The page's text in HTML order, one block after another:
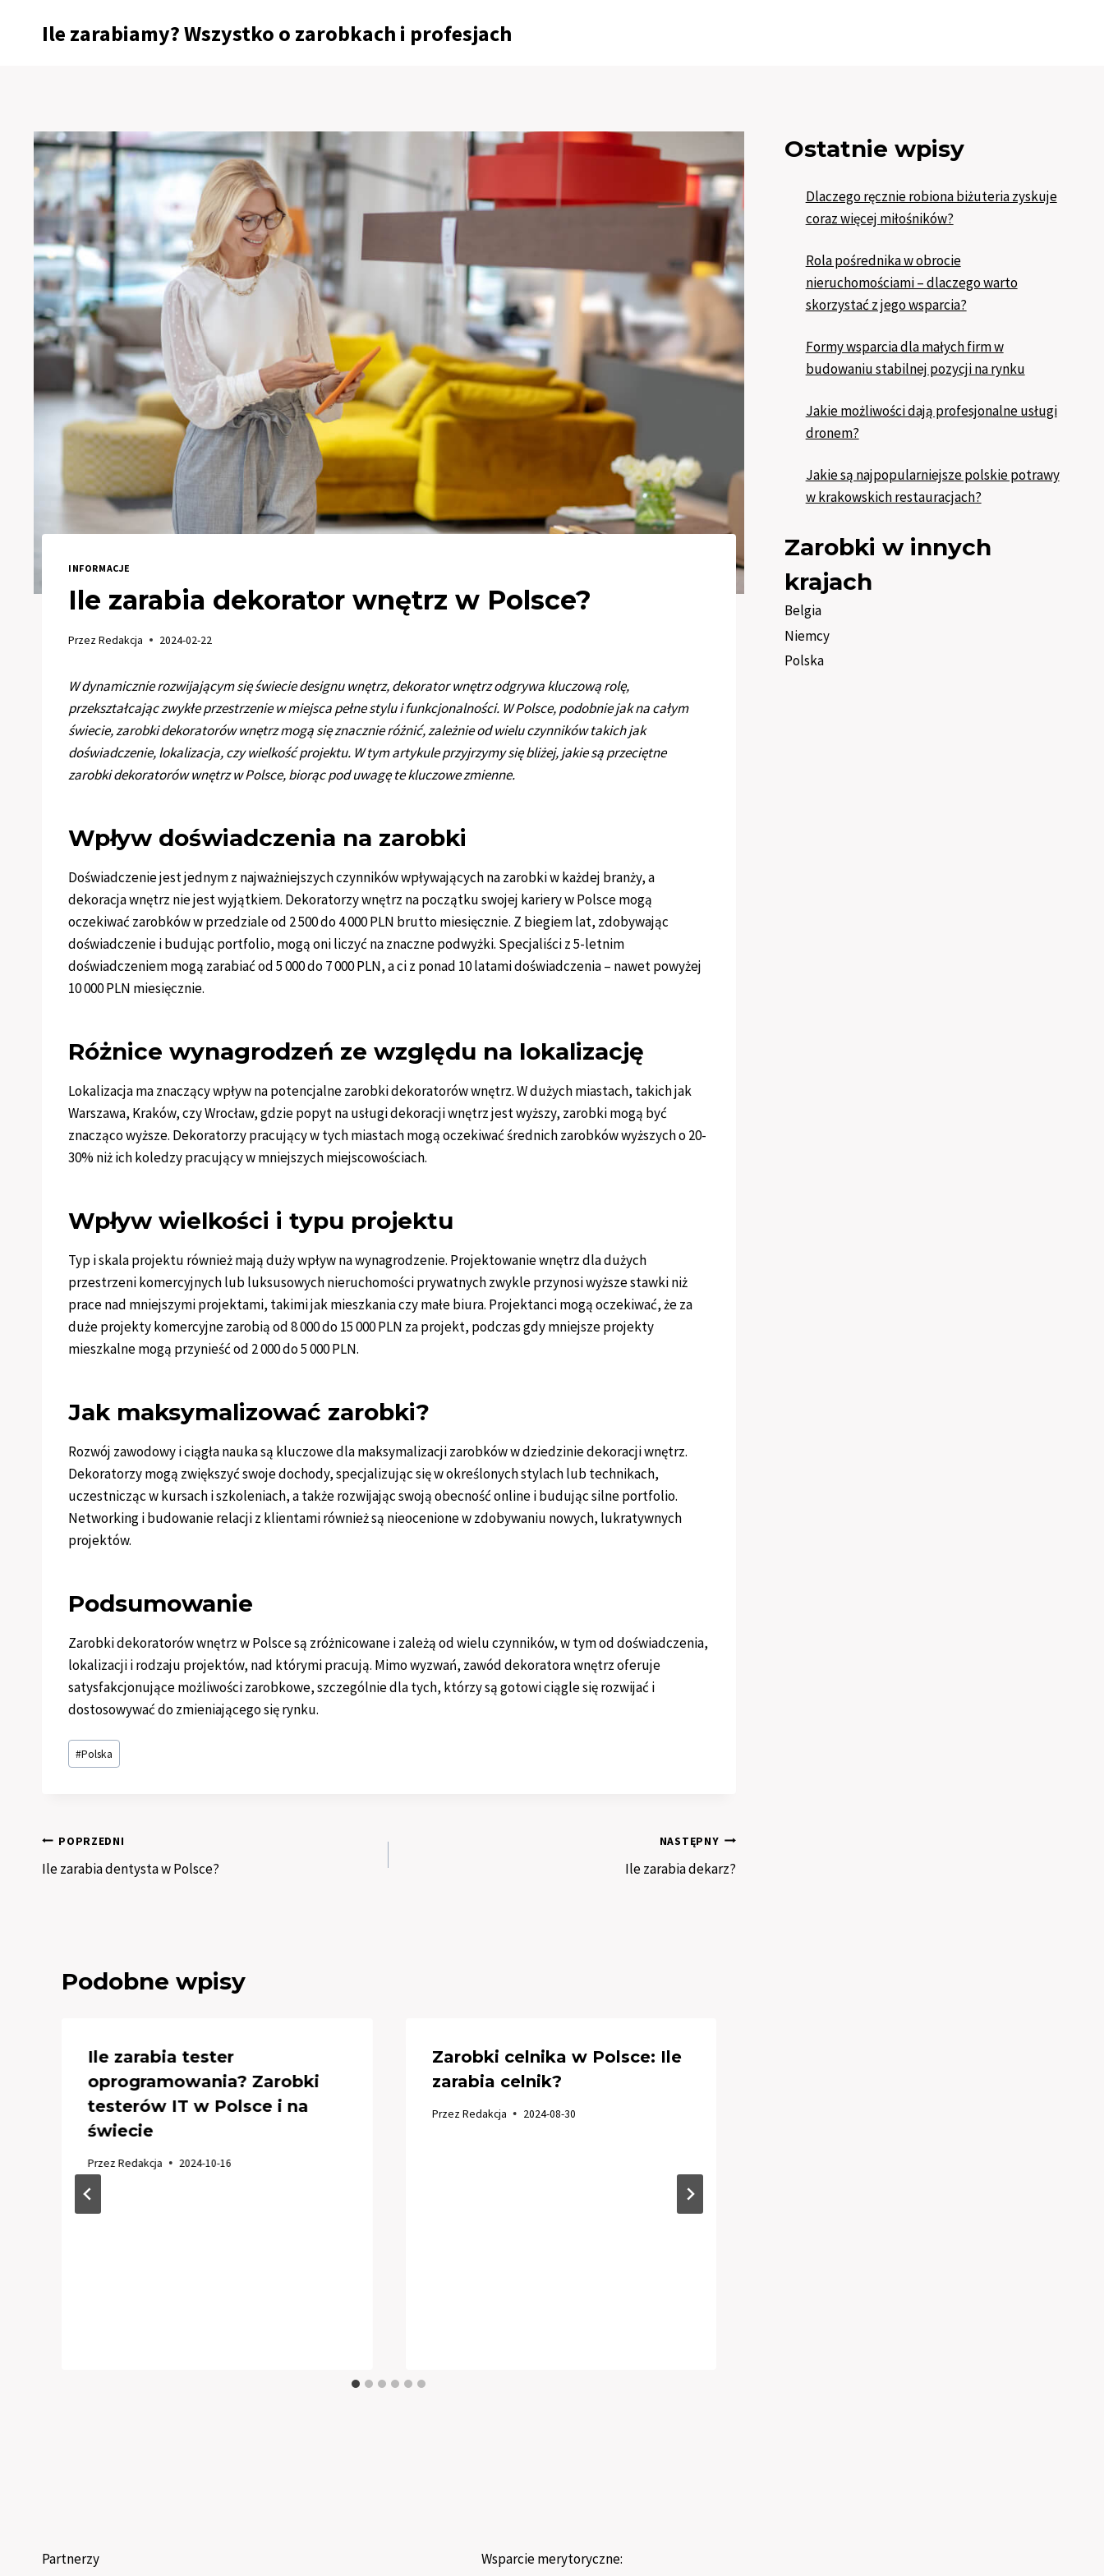
Ile zarabiamy? Wszystko o zarobkach i profesjach
INFORMACJE
Ile zarabia dekorator wnętrz w Polsce?
PrzezRedakcja 2024-02-22
W dynamicznie rozwijającym się świecie designu wnętrz, dekorator wnętrz odgrywa kluczową rolę,
przekształcając zwykłe przestrzenie w miejsca pełne stylu i funkcjonalności. W Polsce, podobnie jak na całym
świecie, zarobki dekoratorów wnętrz mogą się znacznie różnić, zależnie od wielu czynników takich jak
doświadczenie, lokalizacja, czy wielkość projektu. W tym artykule przyjrzymy się bliżej, jakie są przeciętne
zarobki dekoratorów wnętrz w Polsce, biorąc pod uwagę te kluczowe zmienne.
Wpływ doświadczenia na zarobki
Doświadczenie jest jednym z najważniejszych czynników wpływających na zarobki w każdej branży, a
dekoracja wnętrz nie jest wyjątkiem. Dekoratorzy wnętrz na początku swojej kariery w Polsce mogą
oczekiwać zarobków w przedziale od 2 500 do 4 000 PLN brutto miesięcznie. Z biegiem lat, zdobywając
doświadczenie i budując portfolio, mogą oni liczyć na znaczne podwyżki. Specjaliści z 5-letnim
doświadczeniem mogą zarabiać od 5 000 do 7 000 PLN, a ci z ponad 10 latami doświadczenia – nawet powyżej
10 000 PLN miesięcznie.
Różnice wynagrodzeń ze względu na lokalizację
Lokalizacja ma znaczący wpływ na potencjalne zarobki dekoratorów wnętrz. W dużych miastach, takich jak
Warszawa, Kraków, czy Wrocław, gdzie popyt na usługi dekoracji wnętrz jest wyższy, zarobki mogą być
znacząco wyższe. Dekoratorzy pracujący w tych miastach mogą oczekiwać średnich zarobków wyższych o 20-
30% niż ich koledzy pracujący w mniejszych miejscowościach.
Wpływ wielkości i typu projektu
Typ i skala projektu również mają duży wpływ na wynagrodzenie. Projektowanie wnętrz dla dużych
przestrzeni komercyjnych lub luksusowych nieruchomości prywatnych zwykle przynosi wyższe stawki niż
prace nad mniejszymi projektami, takimi jak mieszkania czy małe biura. Projektanci mogą oczekiwać, że za
duże projekty komercyjne zarobią od 8 000 do 15 000 PLN za projekt, podczas gdy mniejsze projekty
mieszkalne mogą przynieść od 2 000 do 5 000 PLN.
Jak maksymalizować zarobki?
Rozwój zawodowy i ciągła nauka są kluczowe dla maksymalizacji zarobków w dziedzinie dekoracji wnętrz.
Dekoratorzy mogą zwiększyć swoje dochody, specjalizując się w określonych stylach lub technikach,
uczestnicząc w kursach i szkoleniach, a także rozwijając swoją obecność online i budując silne portfolio.
Networking i budowanie relacji z klientami również są nieocenione w zdobywaniu nowych, lukratywnych
projektów.
Podsumowanie
Zarobki dekoratorów wnętrz w Polsce są zróżnicowane i zależą od wielu czynników, w tym od doświadczenia,
lokalizacji i rodzaju projektów, nad którymi pracują. Mimo wyzwań, zawód dekoratora wnętrz oferuje
satysfakcjonujące możliwości zarobkowe, szczególnie dla tych, którzy są gotowi ciągle się rozwijać i
dostosowywać do zmieniającego się rynku.
Tagi
wpisu:
#Polska
Nawigacja
wpisu
POPRZEDNI
Ile zarabia dentysta w Polsce?
NASTĘPNY
Ile zarabia dekarz?
Podobne wpisy
Ile zarabia tester
oprogramowania? Zarobki
testerów IT w Polsce i na
świecie
Przez Redakcja 2024-10-16
Zarobki celnika w Polsce: Ile
zarabia celnik?
Przez Redakcja 2024-08-30
Ostatnie wpisy
Dlaczego ręcznie robiona biżuteria zyskuje
coraz więcej miłośników?
Rola pośrednika w obrocie
nieruchomościami – dlaczego warto
skorzystać z jego wsparcia?
Formy wsparcia dla małych firm w
budowaniu stabilnej pozycji na rynku
Jakie możliwości dają profesjonalne usługi
dronem?
Jakie są najpopularniejsze polskie potrawy
w krakowskich restauracjach?
Zarobki w innych
krajach
Belgia
Niemcy
Polska
Partnerzy Wsparcie merytoryczne: